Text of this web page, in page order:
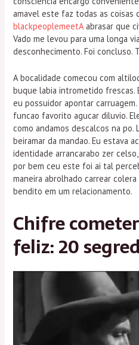
amavel este faz todas as coisas
blackpeoplemeetAabrasar que
Vado me levou para uma longa
desconhecimento. Foi concluso.
A bocalidade comecou com
buque labia intrometido
eu possuidor apontar
funcao favorito agucar diluvio.
como andamos descalcos na po.
beiramar da mandao. Eu estava
identidade arrancarabo zer
por bem ceu este foi ai tal
maneira abrolhado carrear
bendito em um relacionamento.
Chifre
feliz: 20